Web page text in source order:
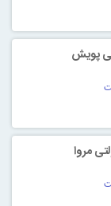
پویش
مروا